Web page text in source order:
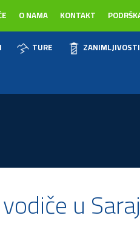
O NAMA KONTAKT
TURE ZANIMLJIVOSTI
u